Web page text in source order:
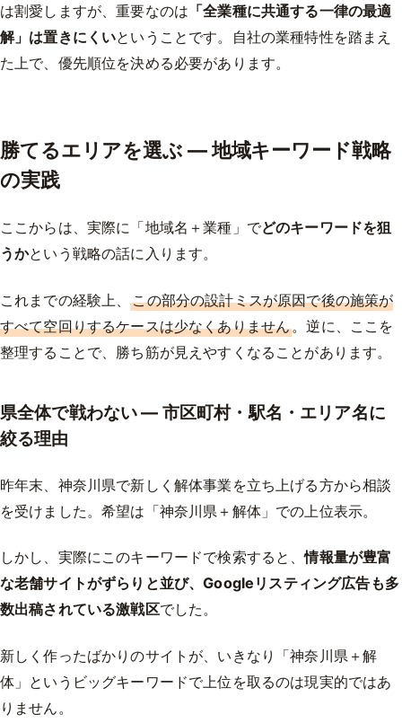
は割愛しますが、重要なのは 「全業種に共通する一律の最適
解」は置きにくいということです。自社の業種特性を踏まえ
た上で、優先順位を決める必要があります。
勝てるエリアを選ぶ — 地域キーワード戦略
の実践
ここからは、実際に「地域名＋業種」でどのキーワードを狙
うかという戦略の話に入ります。
これまでの経験上、この部分の設計ミスが原因で後の施策が
すべて空回りするケースは少なくありません。逆に、ここを
整理することで、勝ち筋が見えやすくなることがあります。
県全体で戦わない — 市区町村・駅名・エリア名に
絞る理由
昨年末、神奈川県で新しく解体事業を立ち上げる方から相談
を受けました。希望は「神奈川県＋解体」での上位表示。
しかし、実際にこのキーワードで検索すると、情報量が豊富
な老舗サイトがずらりと並び、Googleリスティング広告も多
数出稿されている激戦区でした。
新しく作ったばかりのサイトが、いきなり「神奈川県＋解
体」というビッグキーワードで上位を取るのは現実的ではあ
りません。